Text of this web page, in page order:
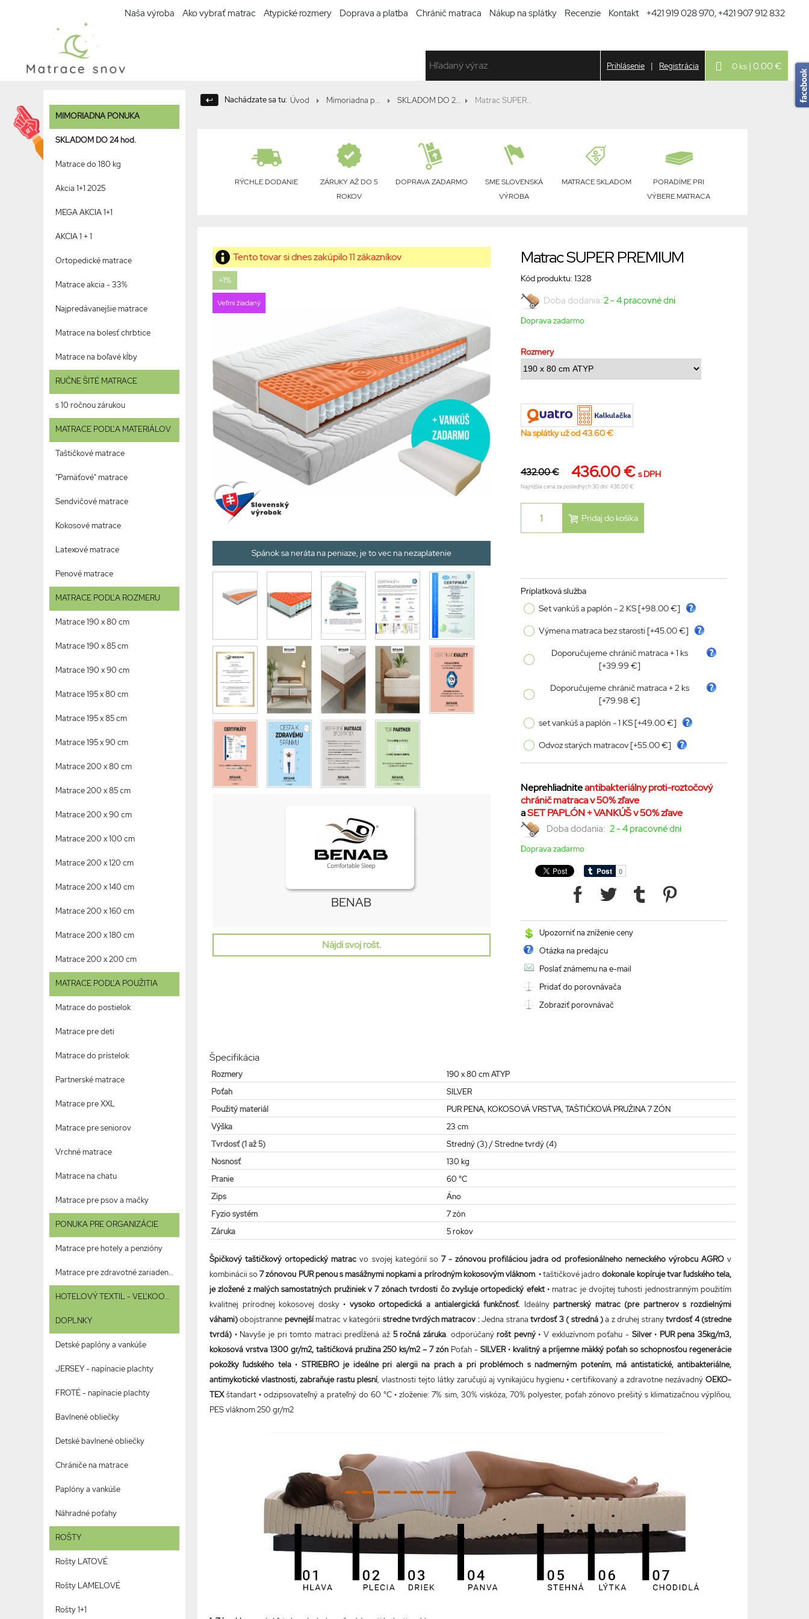
Naša výroba Ako vybrať matrac Atypické rozmery Doprava a platba Chránič matraca Nákup na splátky Recenzie Kontakt +421 919 028 970, +421 907 912 832
0 ks | 0.00 €
Prihlásenie | Registrácia
MIMORIADNA PONUKA
SKLADOM DO 24 hod.
Matrace do 180 kg
Akcia 1+1 2025
MEGA AKCIA 1+1
AKCIA 1 + 1
Ortopedické matrace
Matrace akcia - 33%
Najpredávanejšie matrace
Matrace na bolesť chrbtice
Matrace na boľavé kĺby
RUČNE ŠITÉ MATRACE
s 10 ročnou zárukou
MATRACE PODĽA MATERIÁLOV
Taštičkové matrace
"Pamäťové" matrace
Sendvičové matrace
Kokosové matrace
Latexové matrace
Penové matrace
MATRACE PODĽA ROZMERU
Matrace 190 x 80 cm
Matrace 190 x 85 cm
Matrace 190 x 90 cm
Matrace 195 x 80 cm
Matrace 195 x 85 cm
Matrace 195 x 90 cm
Matrace 200 x 80 cm
Matrace 200 x 85 cm
Matrace 200 x 90 cm
Matrace 200 x 100 cm
Matrace 200 x 120 cm
Matrace 200 x 140 cm
Matrace 200 x 160 cm
Matrace 200 x 180 cm
Matrace 200 x 200 cm
MATRACE PODĽA POUŽITIA
Matrace do postielok
Matrace pre deti
Matrace do prístelok
Partnerské matrace
Matrace pre XXL
Matrace pre seniorov
Vrchné matrace
Matrace na chatu
Matrace pre psov a mačky
PONUKA PRE ORGANIZÁCIE
Matrace pre hotely a penzióny
Matrace pre zdravotné zariadenia
HOTELOVÝ TEXTIL - VEĽKOOBCHOD
DOPLNKY
Detské paplóny a vankúše
JERSEY - napínacie plachty
FROTÉ - napínacie plachty
Bavlnené obliečky
Detské bavlnené obliečky
Chrániče na matrace
Paplóny a vankúše
Náhradné poťahy
ROŠTY
Rošty LATOVÉ
Rošty LAMELOVÉ
Rošty 1+1
Nachádzate sa tu: Úvod Mimoriadna p... SKLADOM DO 2... Matrac SUPER...
RÝCHLE DODANIE
ZÁRUKY AŽ DO 5
ROKOV
DOPRAVA ZADARMO
SME SLOVENSKÁ
VÝROBA
MATRACE SKLADOM
PORADÍME PRI
VÝBERE MATRACA
Tento tovar si dnes zakúpilo 11 zákazníkov
+1%
Veľmi žiadaný
Spánok sa neráta na peniaze, je to vec na nezaplatenie
BENAB
Nájdi svoj rošt.
Matrac SUPER PREMIUM
Kód produktu: 1328
Doba dodania: 2 - 4 pracovné dni
Doprava zadarmo
Rozmery
Na splátky už od 43.60 €
432.00 € 436.00 € s DPH
Najnižšia cena za posledných 30 dní: 436.00 €
Príplatková služba
Set vankúš a paplón - 2 KS [+98.00 €]
Výmena matraca bez starosti [+45.00 €]
Doporučujeme chránič matraca + 1 ks
[+39.99 €]
Doporučujeme chránič matraca + 2 ks
[+79.98 €]
set vankúš a paplón - 1 KS [+49.00 €]
Odvoz starých matracov [+55.00 €]
Neprehliadniteantibakteriálny proti-roztočový
chránič matraca v 50% zľave
aSET PAPLÓN + VANKÚŠ v 50% zľave
Doba dodania: 2 - 4 pracovné dni
Doprava zadarmo
Upozorniť na zníženie ceny
Otázka na predajcu
Poslať známemu na e-mail
Pridať do porovnávača
Zobraziť porovnávač
Špecifikácia
Rozmery
190 x 80 cm ATYP
Poťah
SILVER
Použitý materiál
PUR PENA, KOKOSOVÁ VRSTVA, TAŠTIČKOVÁ PRUŽINA 7 ZÓN
Výška
23 cm
Tvrdosť (1 až 5)
Stredný (3) / Stredne tvrdý (4)
Nosnosť
130 kg
Pranie
60 °C
Zips
Áno
Fyzio systém
7 zón
Záruka
5 rokov
Špičkový taštičkový ortopedický matracvo svojej kategórií so 7 - zónovou profiláciou jadra od profesionálneho nemeckého výrobcu AGROv
kombinácii so7 zónovou PUR penou s masážnymi nopkami a prírodným kokosovým vláknom. • taštičkové jadrodokonale kopíruje tvar ľudského tela,
je zložené z malých samostatných pružiniek v 7 zónach tvrdosti čo zvyšuje ortopedický efekt• matrac je dvojitej tuhosti jednostranným použitím
kvalitnej prírodnej kokosovej dosky • vysoko ortopedická a antialergická funkčnosť. Ideálnypartnerský matrac (pre partnerov s rozdielnými
váhami)obojstranne pevnejšímatrac v kategórii stredne tvrdých matracov :Jedna strana tvrdosť 3 ( stredná )a z druhej stranytvrdosť 4 (stredne
tvrdá) • Navyše je pri tomto matraci predĺžená až 5 ročná záruka. odporúčanýrošt pevný • V exkluzívnom poťahu - Silver• PUR pena 35kg/m3,
kokosová vrstva 1300 gr/m2, taštičková pružina 250 ks/m2 – 7 zón Poťah -SILVER• kvalitný a príjemne mäkký poťah so schopnosťou regenerácie
pokožky ľudského tela• STRIEBRO je ideálne pri alergii na prach a pri problémoch s nadmerným potením, má antistatické, antibakteriálne,
antimykotické vlastnosti, zabraňuje rastu plesní, vlastnosti tejto látky zaručujú aj vynikajúcu hygienu • certifikovaný a zdravotne nezávadný OEKO-
TEXštandart • odzipsovateľný a prateľný do 60 °C • zloženie: 7% sim, 30% viskóza, 70% polyester, poťah zónovo prešitý s klimatizačnou výplňou,
PES vláknom 250 gr/m2